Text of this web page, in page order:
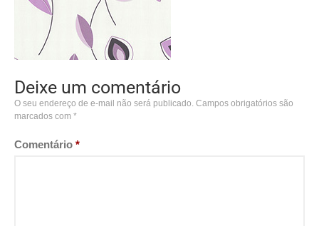
Deixe um comentário
O seu endereço de e-mail não será publicado. Campos obrigatórios são
marcados com *
Comentário *